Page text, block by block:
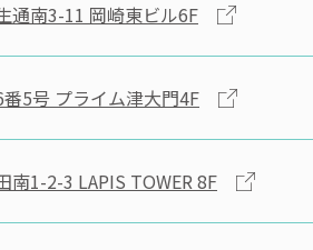
通南3-11 岡崎東ビル6F
5号 プライム津大門4F
南1-2-3 LAPIS TOWER 8F